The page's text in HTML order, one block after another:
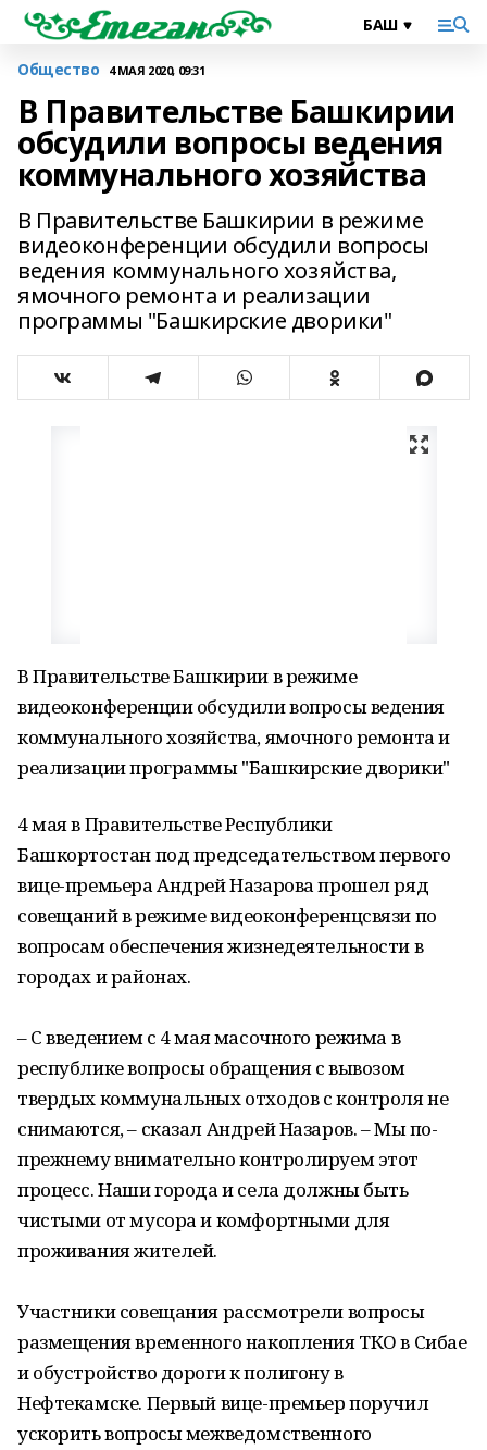
Общество 4 МАЯ 2020, 09:31
В Правительстве Башкирии
обсудили вопросы ведения
коммунального хозяйства
В Правительстве Башкирии в режиме
видеоконференции обсудили вопросы
ведения коммунального хозяйства,
ямочного ремонта и реализации
программы "Башкирские дворики"
В Правительстве Башкирии в режиме
видеоконференции обсудили вопросы ведения
коммунального хозяйства, ямочного ремонта и
реализации программы "Башкирские дворики"
4 мая в Правительстве Республики
Башкортостан под председательством первого
вице-премьера Андрей Назарова прошел ряд
совещаний в режиме видеоконференцсвязи по
вопросам обеспечения жизнедеятельности в
городах и районах.
– С введением с 4 мая масочного режима в
республике вопросы обращения с вывозом
твердых коммунальных отходов с контроля не
снимаются, – сказал Андрей Назаров. – Мы по-
прежнему внимательно контролируем этот
процесс. Наши города и села должны быть
чистыми от мусора и комфортными для
проживания жителей.
Участники совещания рассмотрели вопросы
размещения временного накопления ТКО в Сибае
и обустройство дороги к полигону в
Нефтекамске. Первый вице-премьер поручил
ускорить вопросы межведомственного